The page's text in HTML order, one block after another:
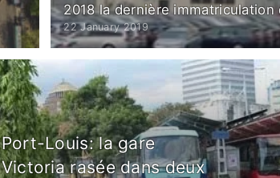
2018 la dernière immatriculation
22 January 2019
Port-Louis: la gare
Victoria rasée dans deux